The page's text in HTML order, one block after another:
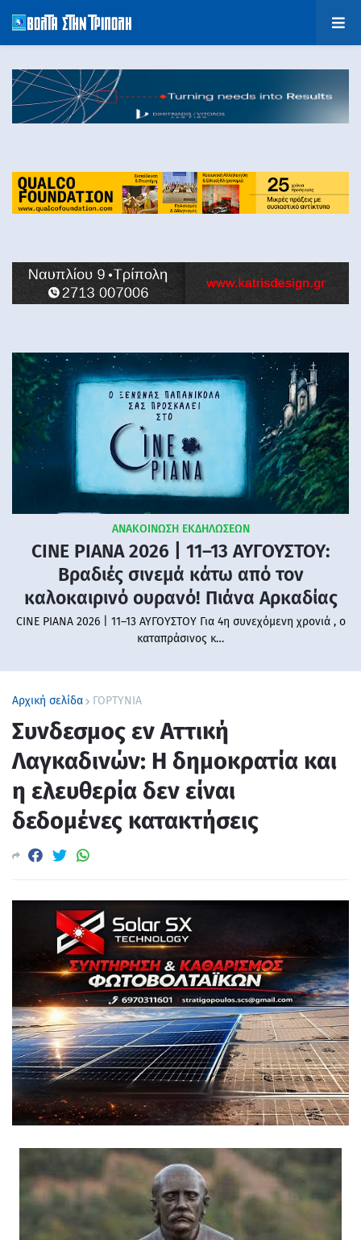
ΑΝΑΚΟΙΝΩΣΗ ΕΚΔΗΛΩΣΕΩΝ
CINE PIANA 2026 | 11–13 ΑΥΓΟΥΣΤΟΥ:
Βραδιές σινεμά κάτω από τον
καλοκαιρινό ουρανό! Πιάνα Αρκαδίας
CINE PIANA 2026 | 11–13 ΑΥΓΟΥΣΤΟΥ Για 4η συνεχόμενη χρονιά , ο
καταπράσινος κ…
Αρχική σελίδα ΓΟΡΤΥΝΙΑ
Συνδεσμος εν Αττική
Λαγκαδινών: Η δημοκρατία και
η ελευθερία δεν είναι
δεδομένες κατακτήσεις